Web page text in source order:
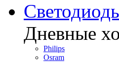
Дневные
Philips
Osram